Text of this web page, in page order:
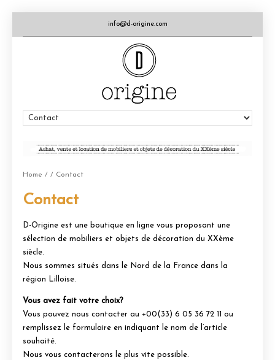
info@d-origine.com
Home / / Contact
Contact
D-Origine est une boutique en ligne vous proposant une
sélection de mobiliers et objets de décoration du XXème
siècle.
Nous sommes situés dans le Nord de la France dans la
région Lilloise.
Vous avez fait votre choix?
Vous pouvez nous contacter au +00(33) 6 05 36 72 11 ou
remplissez le formulaire en indiquant le nom de l’article
souhaité.
Nous vous contacterons le plus vite possible.